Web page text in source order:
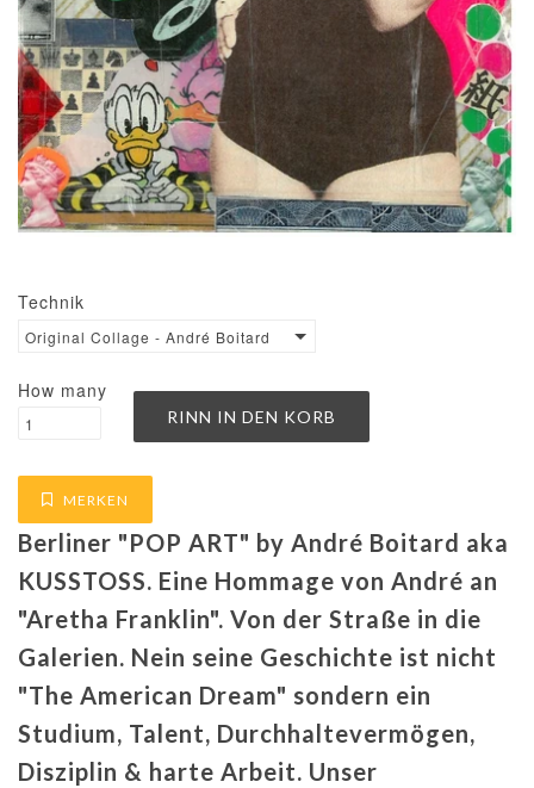
Technik
Original Collage - André Boitard
How many
MERKEN
Berliner "POP ART" by André Boitard aka
KUSSTOSS. Eine Hommage von André an
"Aretha Franklin". Von der Straße in die
Galerien. Nein seine Geschichte ist nicht
"The American Dream" sondern ein
Studium, Talent, Durchhaltevermögen,
Disziplin & harte Arbeit. Unser